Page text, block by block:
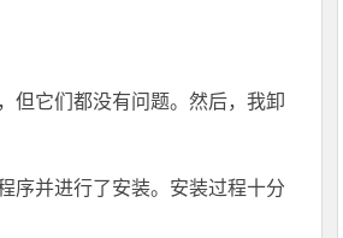
但它们都没有问题。然后，我卸
序并进行了安装。安装过程十分